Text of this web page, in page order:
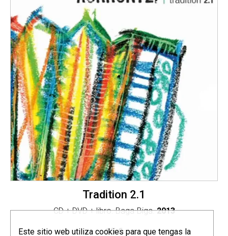
Tradition 2.1
CD + DVD + libro. Baga-Biga.2013
15€
Este sitio web utiliza cookies para que tengas la